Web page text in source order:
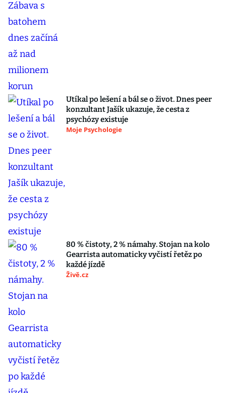
Utíkal po lešení a bál se o život. Dnes peer
konzultant Jašík ukazuje, že cesta z
psychózy existuje
Moje Psychologie
80 % čistoty, 2 % námahy. Stojan na kolo
Gearrista automaticky vyčistí řetěz po
každé jízdě
Živě.cz